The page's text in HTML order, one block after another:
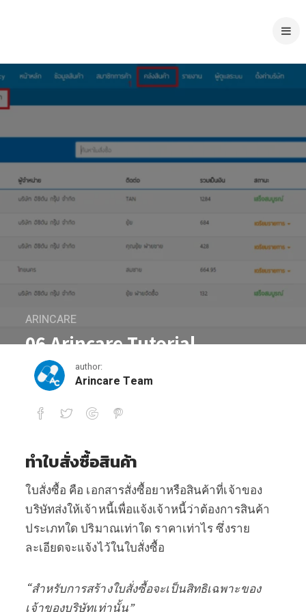
ARINCARE
06 Arincare Tutorial
November 2, 2016
author:
Arincare Team
06 Arincare Tutorial
ทำใบสั่งซื้อสินค้า
ใบสั่งซื้อ คือ เอกสารสั่งซื้อยาหรือสินค้าที่เจ้าของ
บริษัทส่งให้เจ้าหนี้เพื่อแจ้งเจ้าหนี้ว่าต้องการสินค้า
ประเภทใด ปริมาณเท่าใด ราคาเท่าไร ซึ่งราย
ละเอียดจะแจ้งไว้ในใบสั่งซื้อ
“สำหรับการสร้างใบสั่งซื้อจะเป็นสิทธิเฉพาะของ
เจ้าของบริษัทเท่านั้น”